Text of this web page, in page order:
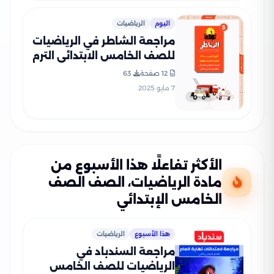
اليوم الرياضيات
مراجعة الشاطر في الرياضيات
للصف الخامس الابتدائي الترم
الثاني 2025 PDF بالاجابات
12 صفحة
63
7 مايو 2025
الأكثر تفاعلًا هذا الأسبوع من
مادة الرياضيات، الصف الصف
الخامس الإبتدائي
هذا الأسبوع الرياضيات
مراجعة السندباد في
الرياضيات للصف الخامس